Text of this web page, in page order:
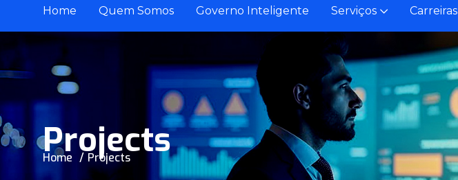
Home Quem Somos Governo Inteligente Serviços Carreiras
Projects
Home Projects